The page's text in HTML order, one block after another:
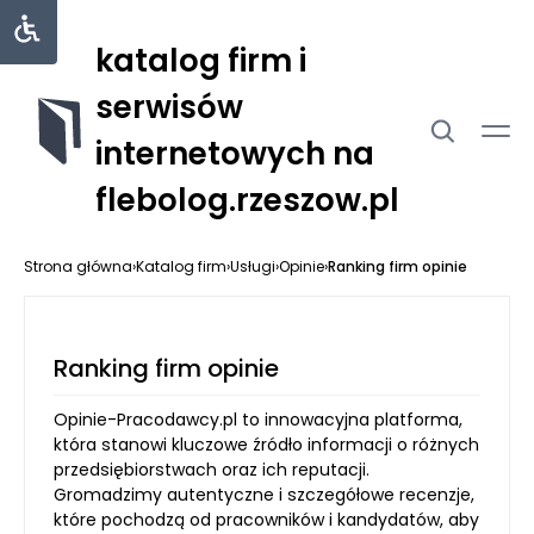
katalog firm i
serwisów
internetowych na
flebolog.rzeszow.pl
Strona główna›Katalog firm›Usługi›Opinie›Ranking firm opinie
Ranking firm opinie
Opinie-Pracodawcy.pl to innowacyjna platforma,
która stanowi kluczowe źródło informacji o różnych
przedsiębiorstwach oraz ich reputacji.
Gromadzimy autentyczne i szczegółowe recenzje,
które pochodzą od pracowników i kandydatów, aby